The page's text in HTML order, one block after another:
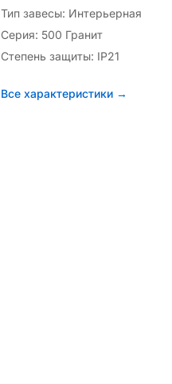
Тип завесы: Интерьерная
Серия: 500 Гранит
Степень защиты: IP21
Все характеристики →